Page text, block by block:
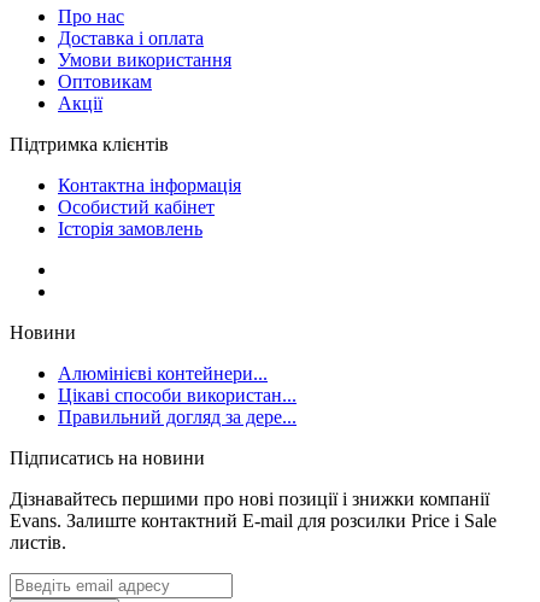
Про нас
Доставка і оплата
Умови використання
Оптовикам
Акції
Підтримка клієнтів
Контактна інформація
Особистий кабінет
Історія замовлень
Новини
Алюмінієві контейнери...
Цікаві способи використан...
Правильний догляд за дере...
Підписатись на новини
Дізнавайтесь першими про нові позиції і знижки компанії
Evans. Залиште контактний E-mail для розсилки Price і Sale
листів.